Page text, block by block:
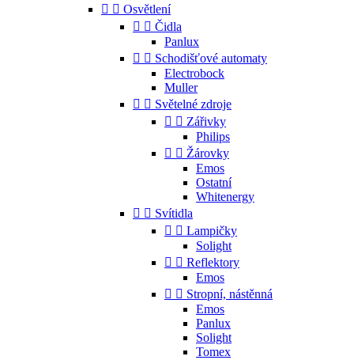
  Osvětlení
  Čidla
Panlux
  Schodišťové automaty
Electrobock
Muller
  Světelné zdroje
  Zářivky
Philips
  Žárovky
Emos
Ostatní
Whitenergy
  Svítidla
  Lampičky
Solight
  Reflektory
Emos
  Stropní, nástěnná
Emos
Panlux
Solight
Tomex